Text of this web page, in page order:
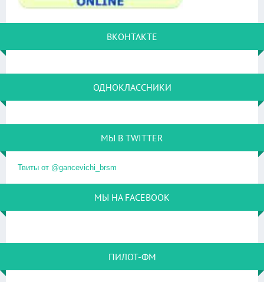
ВКОНТАКТЕ
ОДНОКЛАССНИКИ
МЫ В TWITTER
Твиты от @gancevichi_brsm
МЫ НА FACEBOOK
ПИЛОТ-ФМ